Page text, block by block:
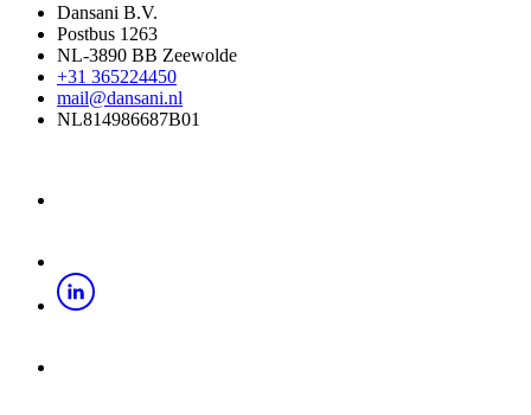
Dansani B.V.
Postbus 1263
NL-3890 BB Zeewolde
+31 365224450
mail@dansani.nl
NL814986687B01